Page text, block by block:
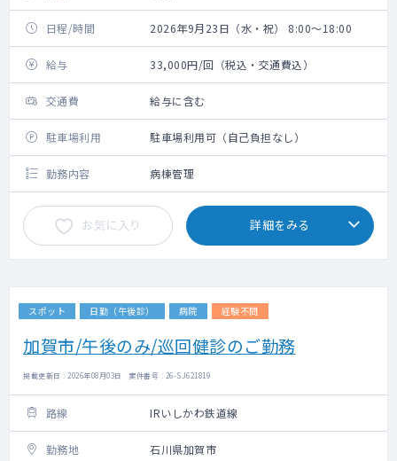
日程/時間 2026年9月23日（水・祝） 8:00～18:00
給与 33,000円/回（税込・交通費込）
交通費 給与に含む
駐車場利用 駐車場利用可（自己負担なし）
勤務内容 病棟管理
お気に入り 詳細をみる
スポット 日勤（午後診） 病院 経験不問
加賀市/午後のみ/巡回健診のご勤務
掲載更新日 : 2026年08月03日 案件番号 : 26-SJ621819
路線 IRいしかわ鉄道線
勤務地 石川県加賀市